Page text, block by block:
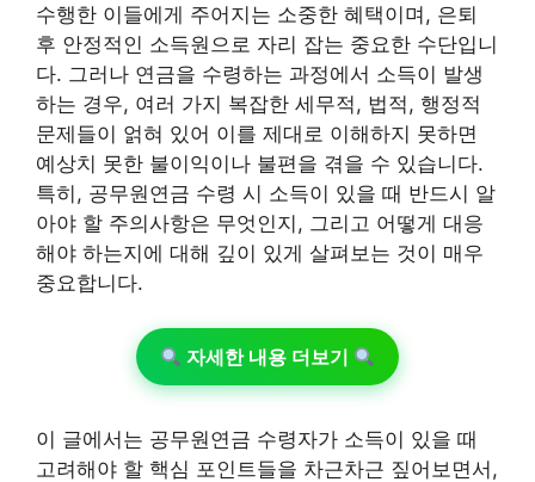
수행한 이들에게 주어지는 소중한 혜택이며, 은퇴
후 안정적인 소득원으로 자리 잡는 중요한 수단입니
다. 그러나 연금을 수령하는 과정에서 소득이 발생
하는 경우, 여러 가지 복잡한 세무적, 법적, 행정적
문제들이 얽혀 있어 이를 제대로 이해하지 못하면
예상치 못한 불이익이나 불편을 겪을 수 있습니다.
특히, 공무원연금 수령 시 소득이 있을 때 반드시 알
아야 할 주의사항은 무엇인지, 그리고 어떻게 대응
해야 하는지에 대해 깊이 있게 살펴보는 것이 매우
중요합니다.
자세한 내용 더보기
이 글에서는 공무원연금 수령자가 소득이 있을 때
고려해야 할 핵심 포인트들을 차근차근 짚어보면서,